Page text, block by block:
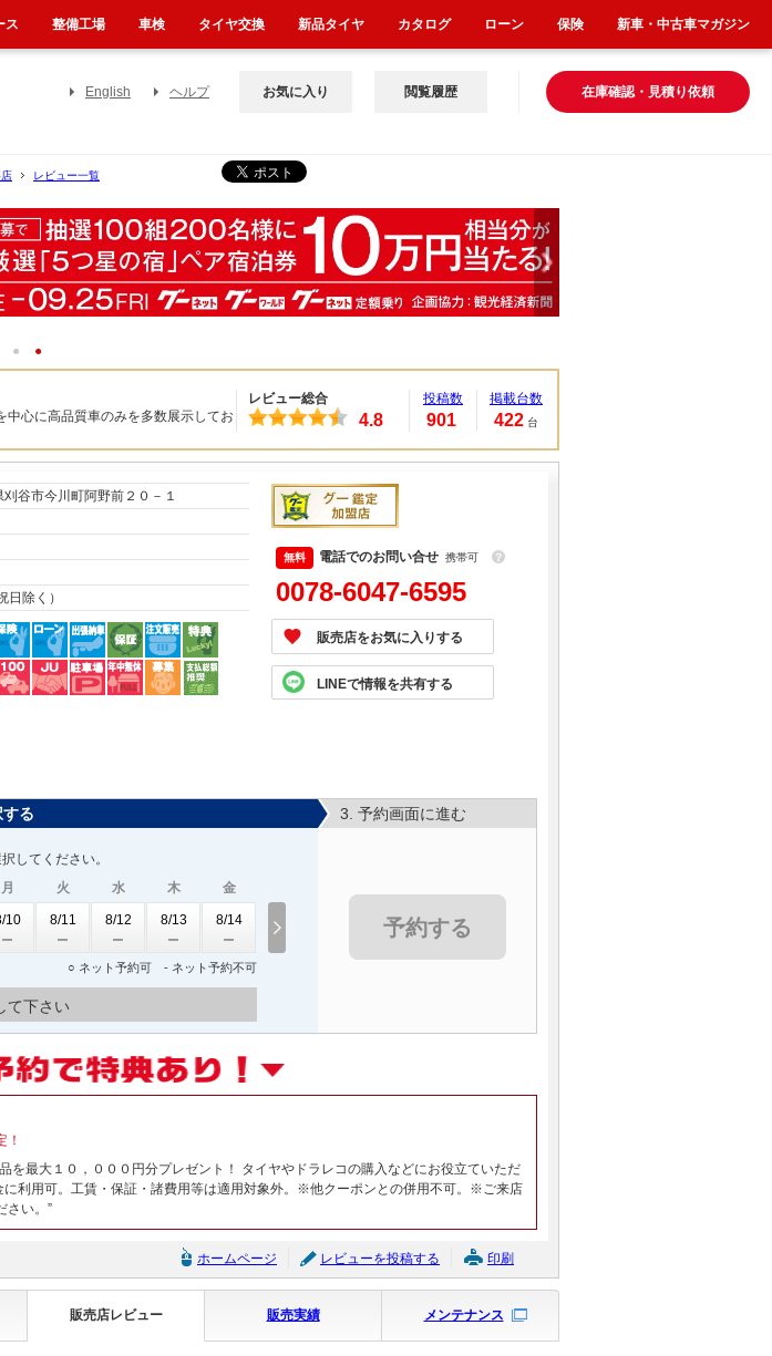
English ヘルプ 在庫確認・見積り依頼
お気に入り 閲覧履歴
レビュー一覧
心に高品質車のみを多数展示してお
レビュー総合
4.8
投稿数
901
掲載台数
422 台
谷市今川町阿野前２０－１
日除く）
電話でのお問い合せ 携帯可 ？
0078-6047-6595
販売店をお気に入りする
LINEで情報を共有する
る
してください。
月
10
火
8/11
水
8/12
木
8/13
金
8/14
○ ネット予約可 - ネット予約不可
て下さい
3. 予約画面に進む
予約する
！
を最大１０，０００円分プレゼント！ タイヤやドラレコの購入などにお役立ていただ
利用可。工賃・保証・諸費用等は適用対象外。※他クーポンとの併用不可。※ご来店
さい。”
ホームページ レビューを投稿する 印刷
販売店レビュー 販売実績 メンテナンス
ス 整備工場 車検 タイヤ交換 新品タイヤ カタログ ローン 保険 新車・中古車マガジン